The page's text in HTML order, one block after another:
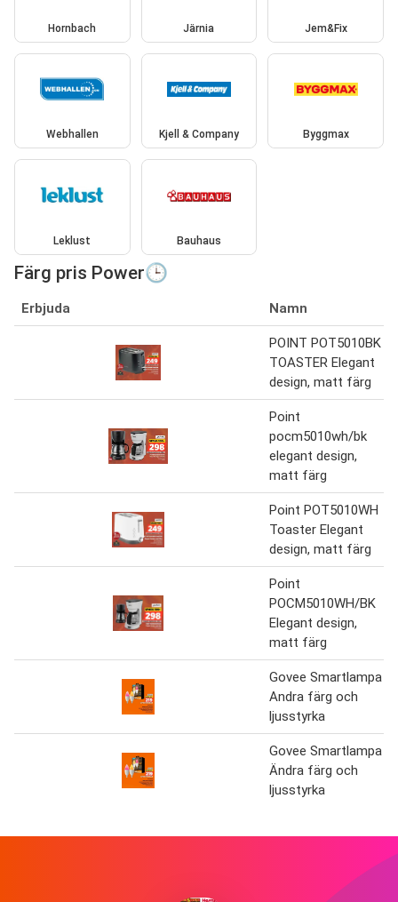
Hornbach Järnia Jem&Fix
Webhallen Kjell & Company Byggmax
Leklust Bauhaus
Färg pris Power🕒
Erbjuda Namn
POINT POT5010BK
TOASTER Elegant
design, matt färg
Point
pocm5010wh/bk
elegant design,
matt färg
Point POT5010WH
Toaster Elegant
design, matt färg
Point
POCM5010WH/BK
Elegant design,
matt färg
Govee Smartlampa
Andra färg och
ljusstyrka
Govee Smartlampa
Ändra färg och
ljusstyrka